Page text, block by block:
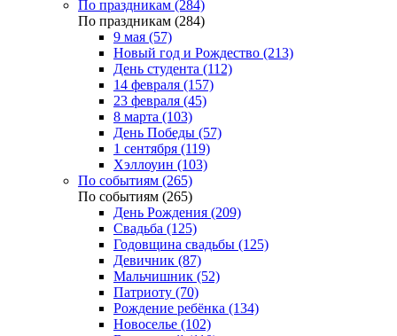
По праздникам (284)
По праздникам (284)
9 мая (57)
Новый год и Рождество (213)
День студента (112)
14 февраля (157)
23 февраля (45)
8 марта (103)
День Победы (57)
1 сентября (119)
Хэллоуин (103)
По событиям (265)
По событиям (265)
День Рождения (209)
Свадьба (125)
Годовщина свадьбы (125)
Девичник (87)
Мальчишник (52)
Патриоту (70)
Рождение ребёнка (134)
Новоселье (102)